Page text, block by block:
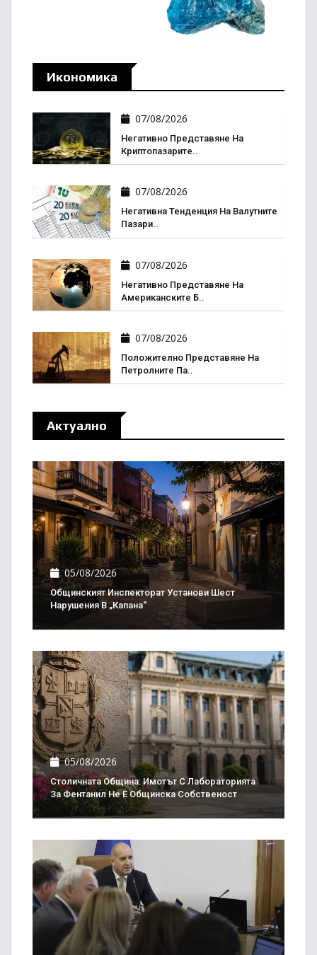
Икономика
07/08/2026
Негативно Представяне На
Криптопазарите..
07/08/2026
Негативна Тенденция На Валутните
Пазари..
07/08/2026
Негативно Представяне На
Американските Б..
07/08/2026
Положително Представяне На
Петролните Па..
Актуално
05/08/2026
Общинският Инспекторат Установи Шест
Нарушения В „Капана“
05/08/2026
Столичната Община: Имотът С Лабораторията
За Фентанил Не Е Общинска Собственост